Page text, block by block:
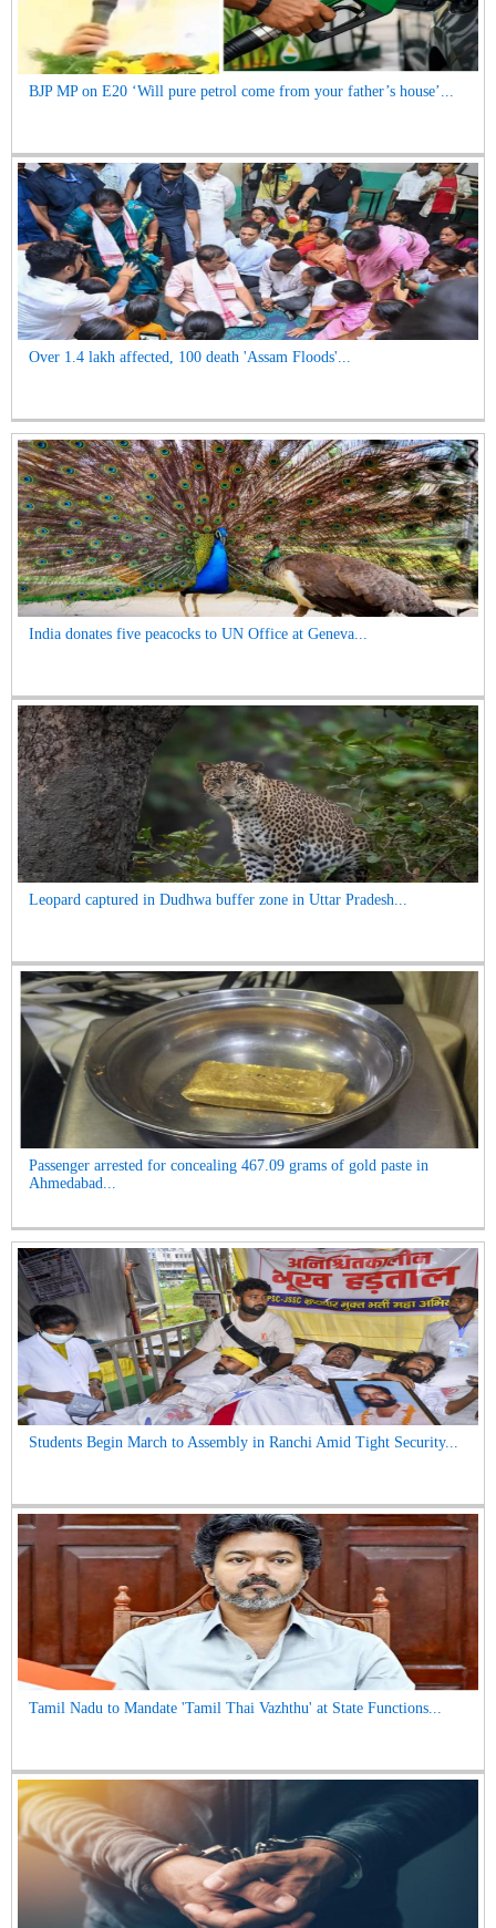
BJP MP on E20 ‘Will pure petrol come from your father’s house’...
Over 1.4 lakh affected, 100 death 'Assam Floods'...
India donates five peacocks to UN Office at Geneva...
Leopard captured in Dudhwa buffer zone in Uttar Pradesh...
Passenger arrested for concealing 467.09 grams of gold paste in
Ahmedabad...
Students Begin March to Assembly in Ranchi Amid Tight Security...
Tamil Nadu to Mandate 'Tamil Thai Vazhthu' at State Functions...